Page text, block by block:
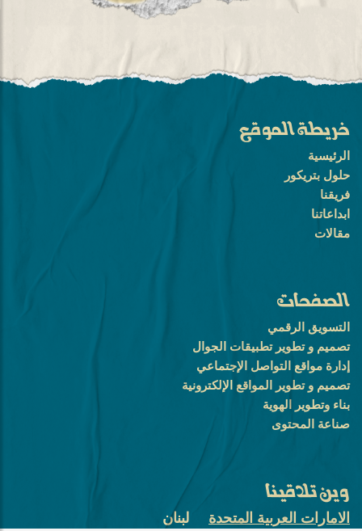
خريطة الموقع
الرئيسية
حلول بتريكور
فريقنا
ابداعاتنا
مقالات
الصفحات
التسويق الرقمي
تصميم و تطوير تطبيقات الجوال
إدارة مواقع التواصل الإجتماعي
تصميم و تطوير المواقع الإلكترونية
بناء وتطوير الهوية
صناعة المحتوى
وين تلاقينا
الامارات العربية المتحدة لبنان